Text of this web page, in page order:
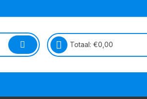
Totaal: €0,00